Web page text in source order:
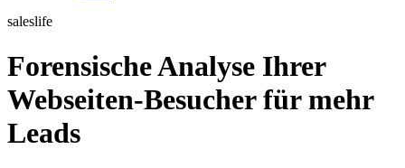
saleslife
Forensische Analyse Ihrer
Webseiten-Besucher für mehr
Leads